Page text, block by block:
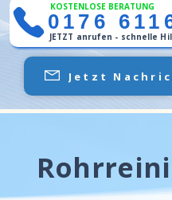
0176
KOSTENLOSE BERATUNG
JETZT anrufen - schnelle
Jetzt